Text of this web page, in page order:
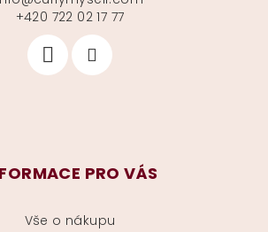
+420 722 02 17 77
PRO VÁS
Vše o nákupu